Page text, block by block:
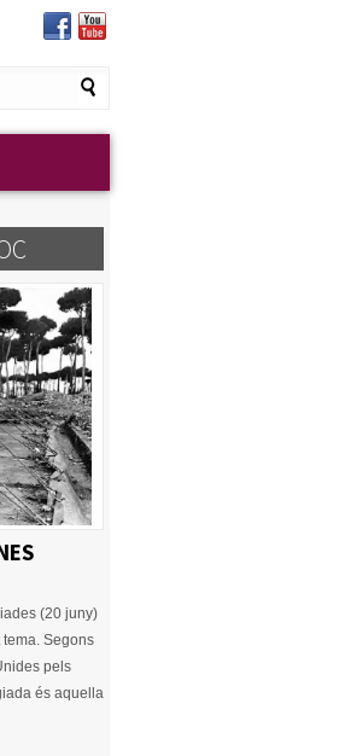
(20 juny)
tema. Segons
pels
és aquella